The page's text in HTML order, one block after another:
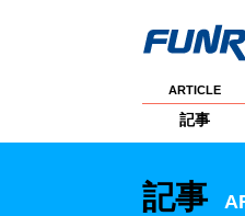
ARTICLE
記事
記事